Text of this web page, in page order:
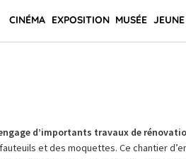
CINÉMA EXPOSITION MUSÉE
d’importants travaux de
et des moquettes. Ce chantier